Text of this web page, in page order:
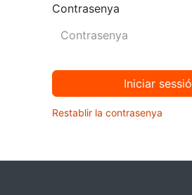
Contrasenya
Iniciar sessió
Restablir la contrasenya